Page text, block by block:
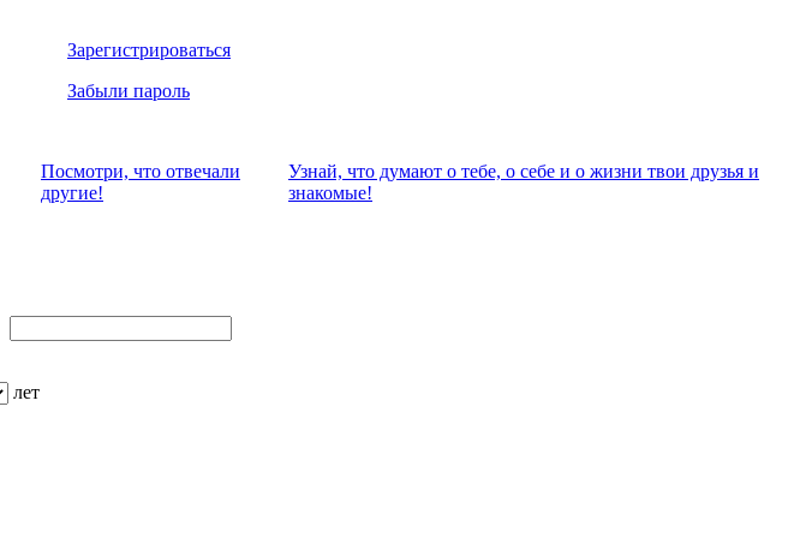
Зарегистрироваться
Забыли пароль
Посмотри, что отвeчали
другие!
Узнай, что думают о тебе, о себе и о жизни твои друзья и
знакомые!
лет